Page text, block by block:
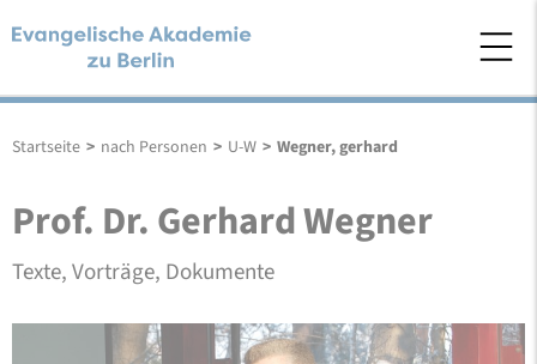
Startseite > nach Personen > U-W > Wegner, gerhard
Prof. Dr. Gerhard Wegner
Texte, Vorträge, Dokumente